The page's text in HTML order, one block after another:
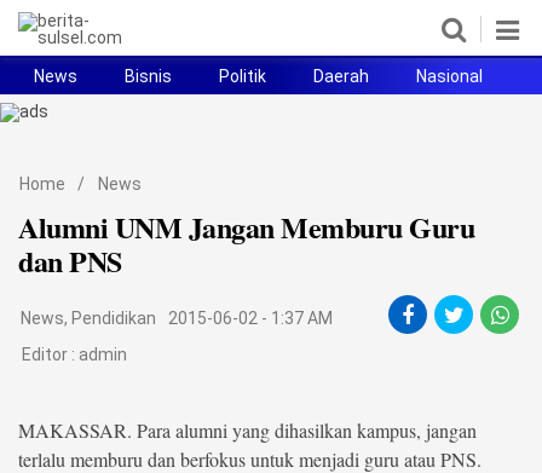
Home
Politik
Pendidikan
Bisnis
Hukum
News Bisnis Politik Daerah Nasional
Home / News
Alumni UNM Jangan Memburu Guru
dan PNS
News, Pendidikan
2015-06-02 - 1:37 AM
Editor : admin
MAKASSAR. Para alumni yang dihasilkan kampus, jangan
terlalu memburu dan berfokus untuk menjadi guru atau PNS.